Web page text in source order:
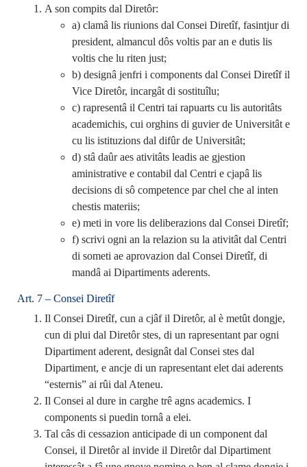
A son compits dal Diretôr:
a) clamâ lis riunions dal Consei Diretîf, fasintjur di
president, almancul dôs voltis par an e dutis lis
voltis che lu riten just;
b) designâ jenfri i components dal Consei Diretîf il
Vice Diretôr, incargât di sostituîlu;
c) rapresentâ il Centri tai rapuarts cu lis autoritâts
academichis, cui orghins di guvier de Universitât e
cu lis istituzions dal difûr de Universitât;
d) stâ daûr aes ativitâts leadis ae gjestion
aministrative e contabil dal Centri e cjapâ lis
decisions di sô competence par chel che al inten
chestis materiis;
e) meti in vore lis deliberazions dal Consei Diretîf;
f) scrivi ogni an la relazion su la ativitât dal Centri
di someti ae aprovazion dal Consei Diretîf, di
mandâ ai Dipartiments aderents.
Art. 7 – Consei Diretîf
Il Consei Diretîf, cun a cjâf il Diretôr, al è metût dongje,
cun di plui dal Diretôr stes, di un rapresentant par ogni
Dipartiment aderent, designât dal Consei stes dal
Dipartiment, e ancje di un rapresentant elet dai aderents
“esternis” ai rûi dal Ateneu.
Il Consei al dure in carghe trê agns academics. I
components si puedin tornâ a elei.
Tal câs di cessazion anticipade di un component dal
Consei, il Diretôr al invide il Diretôr dal Dipartiment